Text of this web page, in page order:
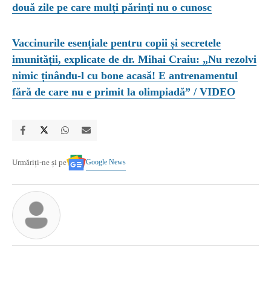
două zile pe care mulți părinți nu o cunosc
Vaccinurile esențiale pentru copii și secretele
imunității, explicate de dr. Mihai Craiu: „Nu rezolvi
nimic ținându-l cu bone acasă! E antrenamentul
fără de care nu e primit la olimpiadă” / VIDEO
Urmăriți-ne și pe Google News